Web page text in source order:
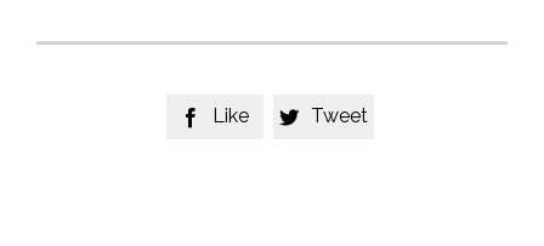
 Like  Tweet